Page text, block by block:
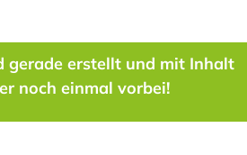
gerade erstellt und mit Inhalt
noch einmal vorbei!